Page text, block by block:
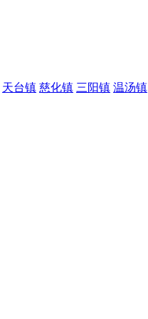
天台镇 慈化镇 三阳镇 温汤镇